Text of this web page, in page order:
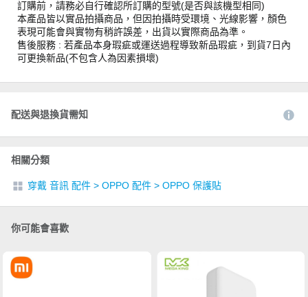
訂購前，請務必自行確認所訂購的型號(是否與該機型相同)
本產品皆以實品拍攝商品，但因拍攝時受環境、光線影響，顏色
表現可能會與實物有稍許誤差，出貨以實際商品為準。
售後服務 : 若產品本身瑕疵或運送過程導致新品瑕疵，到貨7日內
可更換新品(不包含人為因素損壞)
配送與退換貨需知
相關分類
穿戴 音訊 配件 > OPPO 配件 > OPPO 保護貼
你可能會喜歡